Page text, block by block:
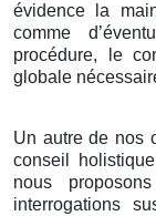
évidence la
comme
procédure, le
globale
Un autre de nos
conseil
nous
interrogations